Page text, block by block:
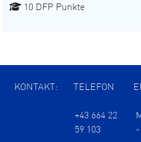
10 DFP Punkte
KONTAKT: TELEFON
+43 664 22
59 103